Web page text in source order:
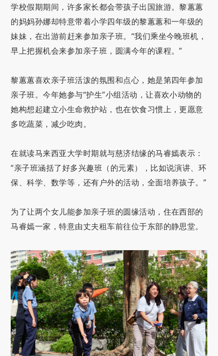
学校假期期间，许多家长都会带孩子出国旅游。黎蕙蕙
的妈妈孙娜却特意带着小学四年级的黎蕙蕙和一年级的
妹妹，在出游前赶来参加亲子班。“我们乘坐今晚班机，
早上把握机会来参加亲子班，圆满今年的课程。”
黎蕙蕙喜欢亲子班活泼的氛围和点心，她是第四年参加
亲子班。今年她参与“护生”小组活动，让喜欢小动物的
她构想起建立小生命救护站，也在饮食习惯上，更愿意
多吃蔬菜，减少吃肉。
在就读马来西亚大学时期就与慈济结缘的马睿嫣表示：
“亲子班涵括了好多兴趣班（的元素），比如说演讲、环
保、科学、数学等，还有户外的活动，全面培养孩子。 ”
为了让两个女儿能参加亲子班的圆缘活动，住在西部的
马睿嫣一家，特意由丈夫租车前往位于东部的静思堂。